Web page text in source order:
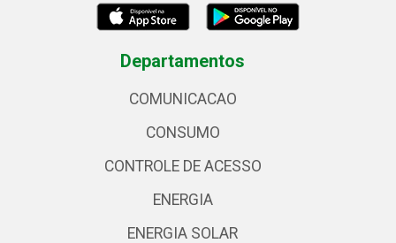
Departamentos
COMUNICACAO
CONSUMO
CONTROLE DE ACESSO
ENERGIA
ENERGIA SOLAR